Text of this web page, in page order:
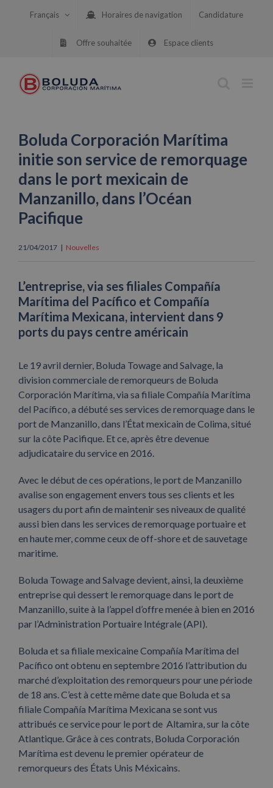
Français Horaires de navigation Candidature
Offre souhaitée Espace clients
Boluda Corporación Marítima
initie son service de remorquage
dans le port mexicain de
Manzanillo, dans l’Océan
Pacifique
21/04/2017 | Nouvelles
L’entreprise, via ses filiales Compañía
Marítima del Pacífico et Compañía
Marítima Mexicana, intervient dans 9
ports du pays centre américain
Le 19 avril dernier, Boluda Towage and Salvage, la
division commerciale de remorqueurs de Boluda
Corporación Marítima, via sa filiale Compañía Marítima
del Pacífico, a débuté ses services de remorquage dans le
port de Manzanillo, dans l’État mexicain de Colima, situé
sur la côte Pacifique. Et ce, après être devenue
adjudicataire du service en 2016.
Avec le début de ces opérations, le port de Manzanillo
avalise son engagement envers tous ses clients et les
usagers du port afin de maintenir ses niveaux de qualité
aussi bien dans les services de remorquage portuaire et
en haute mer, comme ceux de off-shore et de sauvetage
maritime.
Boluda Towage and Salvage devient, ainsi, la deuxième
entreprise qui dessert le remorquage dans le port de
Manzanillo, suite à la l’appel d’offre menée à bien en 2016
par l’Administration Portuaire Intégrale (API).
Boluda et sa filiale mexicaine Compañía Marítima del
Pacífico ont obtenu en septembre 2016 l’attribution du
marché d’exploitation des remorqueurs pour une période
de 18 ans. C’est à cette même date que Boluda et sa
filiale Compañía Marítima Mexicana se sont vus
attribués ce service pour le port de Altamira, sur la côte
Atlantique. Grâce à ces contrats, Boluda Corporación
Marítima est devenu le premier opérateur de
remorqueurs des États Unis Méxicains.